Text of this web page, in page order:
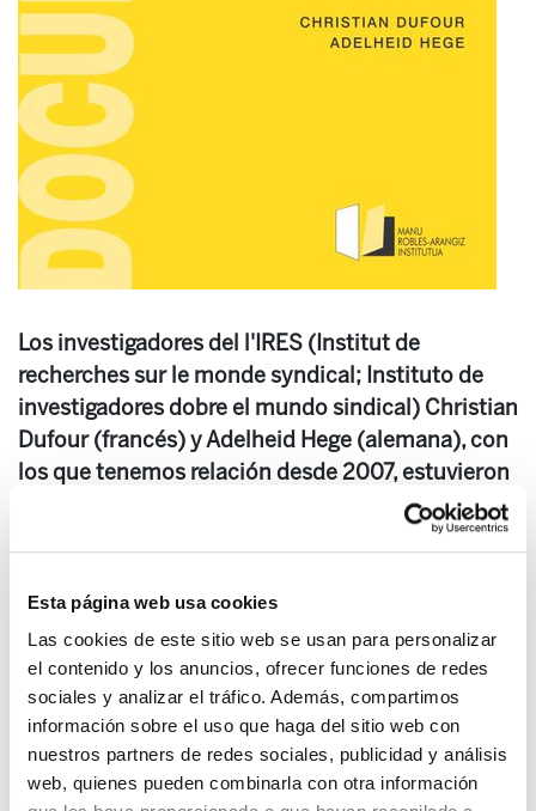
Esta página web usa cookies
Las cookies de este sitio web se usan para personalizar
el contenido y los anuncios, ofrecer funciones de redes
sociales y analizar el tráfico. Además, compartimos
información sobre el uso que haga del sitio web con
nuestros partners de redes sociales, publicidad y análisis
web, quienes pueden combinarla con otra información
Los investigadores del l'IRES (Institut de
recherches sur le monde syndical; Instituto de
investigadores dobre el mundo sindical) Christian
Dufour (francés) y Adelheid Hege (alemana), con
los que tenemos relación desde 2007, estuvieron
en el XIII congreso de ELA, celebrado en enero de
describiendo lo que vieron, escucharon y
sintieron durante el congreso. Hemos traducido
dicho artículo para compartir cómo ven estos
expertos sobre el sindicalismo mundial el
sindicalismo que está haciendo ELA.
XIII Congreso de